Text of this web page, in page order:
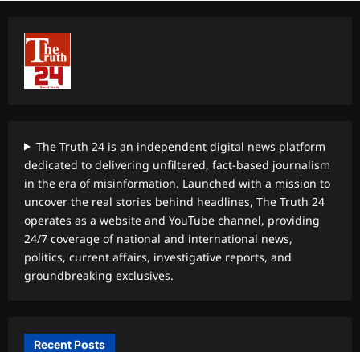
The Truth 24 is an independent digital news platform
dedicated to delivering unfiltered, fact-based journalism
in the era of misinformation. Launched with a mission to
uncover the real stories behind headlines, The Truth 24
operates as a website and YouTube channel, providing
24/7 coverage of national and international news,
politics, current affairs, investigative reports, and
groundbreaking exclusives.
Recent Posts